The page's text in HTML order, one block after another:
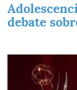
debate